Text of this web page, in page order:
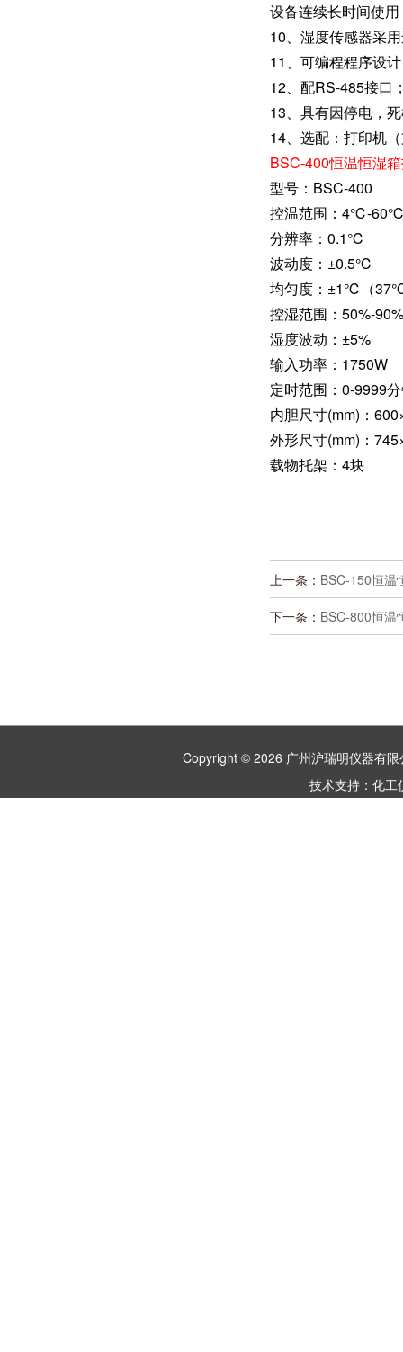
设备连续长时间使用
10、湿度传感器采
11、可编程程序设
12、配RS-485接口
13、具有因停电，
14、选配：打印机
BSC-400恒温恒湿
型号：BSC-400
控温范围：4℃-60℃
分辨率：0.1℃
波动度：±0.5℃
均匀度：±1℃（
控湿范围：50%-90%
湿度波动：±5%
输入功率：1750W
定时范围：0-9999
内胆尺寸(mm)：
外形尺寸(mm)：
载物托架：4块
上一条： BSC-150恒温
下一条： BSC-800恒温
Copyright © 2026 广州沪瑞明仪器有
技术支持： 化工